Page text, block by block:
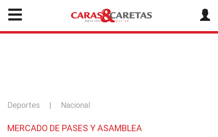
Deportes | Nacional
MERCADO DE PASES Y ASAMBLEA